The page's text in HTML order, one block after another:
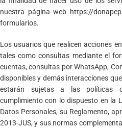
nuestra página web https://
formularios.
Los usuarios que realicen acciones
tales como consultas mediante el
cuentas, consultas por WhatsApp,
disponibles y demás interacciones
estarán sujetas a las políticas
cumplimiento con lo dispuesto en la
Datos Personales, su Reglamento,
2013-JUS, y sus normas